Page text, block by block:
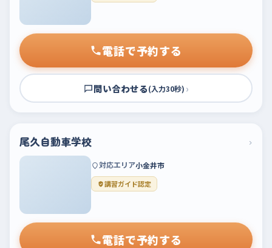
電話で予約する
問い合わせる(入力30秒) ›
尾久自動車学校 ›
対応エリア小金井市
講習ガイド認定
電話で予約する